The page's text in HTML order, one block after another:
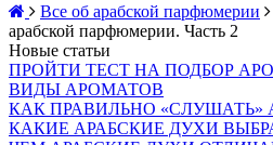
Все об арабской парфюмерии
арабской парфюмерии. Часть 2
Новые статьи
ПРОЙТИ ТЕСТ НА ПОДБОР
ВИДЫ АРОМАТОВ
КАК ПРАВИЛЬНО «СЛУШАТЬ»
КАКИЕ АРАБСКИЕ ДУХИ